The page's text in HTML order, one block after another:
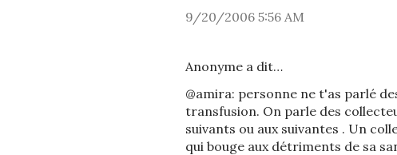
9/20/2006 5:56 AM
Anonyme a dit…
@amira: personne ne t'as parlé
transfusion. On parle des
suivants ou aux suivantes . Un
qui bouge aux détriments de sa